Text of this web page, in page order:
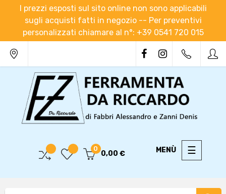
I prezzi esposti sul sito online non sono applicabili
sugli acquisti fatti in negozio -- Per preventivi
personalizzati chiamare al n°: +39 0541 720 015
Toggle
☰
0
0,00 €